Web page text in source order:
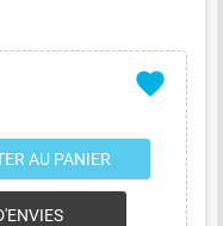
favorite
AU PANIER